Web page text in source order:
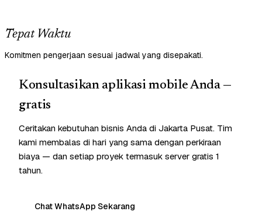
Tepat Waktu
Komitmen pengerjaan sesuai jadwal yang disepakati.
Konsultasikan aplikasi mobile Anda —
gratis
Ceritakan kebutuhan bisnis Anda di Jakarta Pusat. Tim
kami membalas di hari yang sama dengan perkiraan
biaya — dan setiap proyek termasuk server gratis 1
tahun.
Chat WhatsApp Sekarang